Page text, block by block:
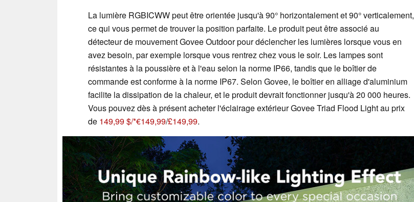
La lumière RGBICWW peut être orientée jusqu'à 90° horizontalement et 90° verticalement,
ce qui vous permet de trouver la position parfaite. Le produit peut être associé au
détecteur de mouvement Govee Outdoor pour déclencher les lumières lorsque vous en
avez besoin, par exemple lorsque vous rentrez chez vous le soir. Les lampes sont
résistantes à la poussière et à l'eau selon la norme IP66, tandis que le boîtier de
commande est conforme à la norme IP67. Selon Govee, le boîtier en alliage d'aluminium
facilite la dissipation de la chaleur, et le produit devrait fonctionner jusqu'à 20 000 heures.
Vous pouvez dès à présent acheter l'éclairage extérieur Govee Triad Flood Light au prix
de 149,99 $/ €149,99/£149,99.